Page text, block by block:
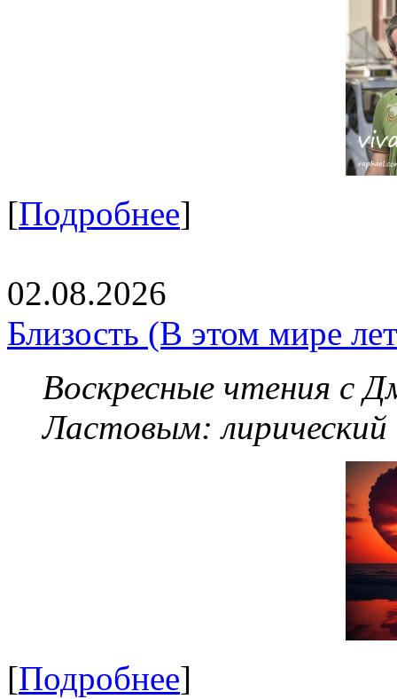
[Подробнее]
02.08.2026
Близость (В этом мире
Воскресные чтения с
Ластовым:
[Подробнее]